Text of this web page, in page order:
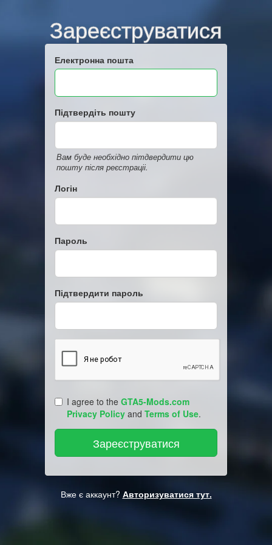
Зареєструватися
Електронна пошта
Підтвердіть пошту
Вам буде необхідно пітдвердити цю
пошту після реєстраціі.
Логін
Пароль
Підтвердити пароль
I agree to the GTA5-Mods.com
Privacy Policy and Terms of Use.
Вже є аккаунт? Авторизуватися тут.